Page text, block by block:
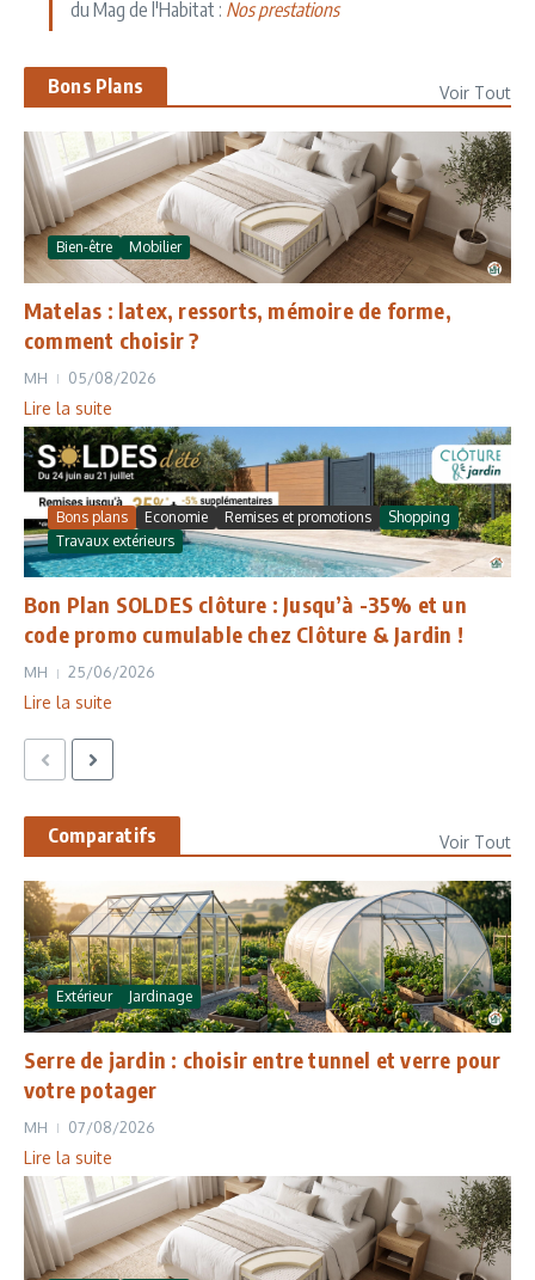
du Mag de l'Habitat : Nos prestations
Bons Plans Voir Tout
Bien-être Mobilier
Matelas : latex, ressorts, mémoire de forme,
comment choisir ?
MH 05/08/2026
Lire la suite
Bons plans Economie Remises et promotions
Shopping
Travaux extérieurs
Bon Plan SOLDES clôture : Jusqu’à -35% et un
code promo cumulable chez Clôture & Jardin !
MH 25/06/2026
Lire la suite
Comparatifs Voir Tout
Extérieur Jardinage
Serre de jardin : choisir entre tunnel et verre pour
votre potager
MH 07/08/2026
Lire la suite